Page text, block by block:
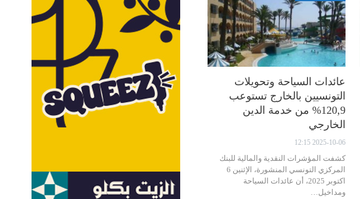
عائدات السياحة وتحويلات
التونسيين بالخارج تستوعب
120,9% من خدمة الدين
الخارجي
2025-10-06 12:15
كشفت المؤشرات النقدية والمالية للبنك
المركزي التونسي المنشورة، الإثنين 6
اكتوبر 2025، أن عائدات السياحة
ومداخيل…